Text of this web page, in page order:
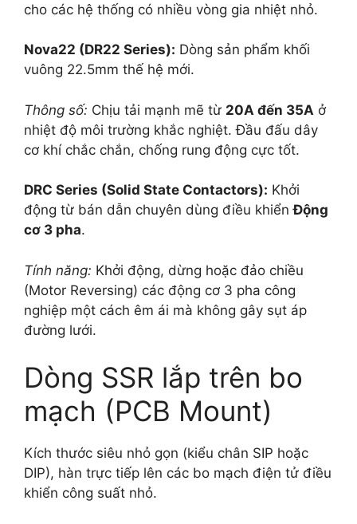
cho các hệ thống có nhiều vòng gia nhiệt nhỏ.
Nova22 (DR22 Series): Dòng sản phẩm khối
vuông 22.5mm thế hệ mới.
Thông số: Chịu tải mạnh mẽ từ 20A đến 35A ở
nhiệt độ môi trường khắc nghiệt. Đầu đấu dây
cơ khí chắc chắn, chống rung động cực tốt.
DRC Series (Solid State Contactors): Khởi
động từ bán dẫn chuyên dùng điều khiểnĐộng
cơ 3 pha.
Tính năng: Khởi động, dừng hoặc đảo chiều
(Motor Reversing) các động cơ 3 pha công
nghiệp một cách êm ái mà không gây sụt áp
đường lưới.
Dòng SSR lắp trên bo
mạch (PCB Mount)
Kích thước siêu nhỏ gọn (kiểu chân SIP hoặc
DIP), hàn trực tiếp lên các bo mạch điện tử điều
khiển công suất nhỏ.